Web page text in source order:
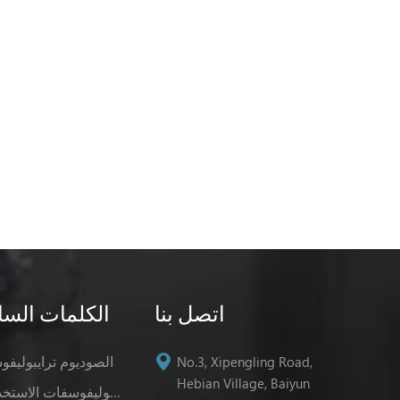
الكلمات
الصوديوم
صوديوم ترايبوليفوسفات الاستخدامات
اتصل بنا
No.3, Xipengling Road,
Hebian Village, Baiyun